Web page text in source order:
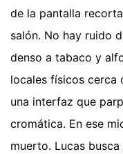
de la pantalla
salón. No hay ruido
denso a tabaco y
locales físicos cerca
una interfaz que
cromática. En ese
muerto. Lucas